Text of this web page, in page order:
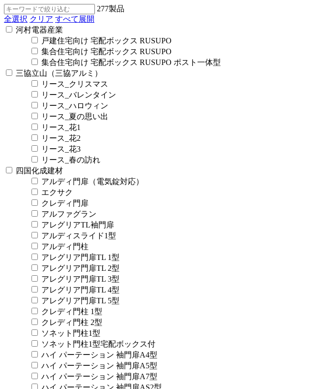
277製品
全選択 クリア すべて展開
河村電器産業
戸建住宅向け 宅配ボックス RUSUPO
集合住宅向け 宅配ボックス RUSUPO
集合住宅向け 宅配ボックス RUSUPO ポスト一体型
三協立山（三協アルミ）
リース_クリスマス
リース_バレンタイン
リース_ハロウィン
リース_夏の思い出
リース_花1
リース_花2
リース_花3
リース_春の訪れ
四国化成建材
アルディ門扉（電気錠対応）
エクサク
クレディ門扉
アルファグラン
アレグリアTL袖門扉
アルディスライド1型
アルディ門柱
アレグリア門扉TL 1型
アレグリア門扉TL 2型
アレグリア門扉TL 3型
アレグリア門扉TL 4型
アレグリア門扉TL 5型
クレディ門柱 1型
クレディ門柱 2型
ソネット門柱1型
ソネット門柱1型宅配ボックス付
ハイ パーテーション 袖門扉A4型
ハイ パーテーション 袖門扉A5型
ハイ パーテーション 袖門扉A7型
ハイ パーテーション 袖門扉AS2型